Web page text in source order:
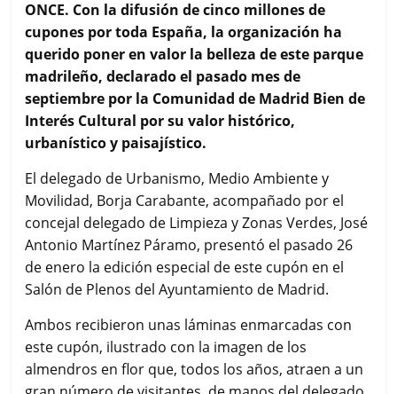
o
o
k
e
r
A
p
p
r
t
r
ONCE. Con la difusión de cinco millones de
cupones por toda España, la organización ha
querido poner en valor la belleza de este parque
madrileño, declarado el pasado mes de
septiembre por la Comunidad de Madrid Bien de
Interés Cultural por su valor histórico,
urbanístico y paisajístico.
El delegado de Urbanismo, Medio Ambiente y
Movilidad, Borja Carabante, acompañado por el
concejal delegado de Limpieza y Zonas Verdes, José
Antonio Martínez Páramo, presentó el pasado 26
de enero la edición especial de este cupón en el
Salón de Plenos del Ayuntamiento de Madrid.
Ambos recibieron unas láminas enmarcadas con
este cupón, ilustrado con la imagen de los
almendros en flor que, todos los años, atraen a un